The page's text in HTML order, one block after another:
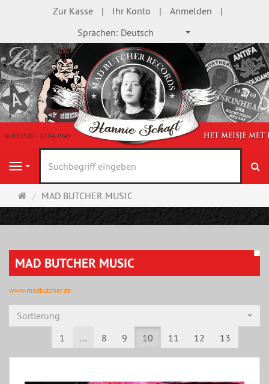
Zur Kasse Ihr Konto
Anmelden
Sprachen: Deutsch
Navigation
Startseite
MAD BUTCHER MUSIC
MAD BUTCHER MUSIC
www.madbutcher.de
Sortierung
1
... 8 9 10 11 12 13